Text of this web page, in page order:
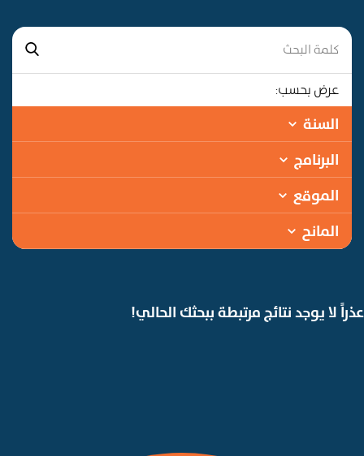
عرض بحسب:
السنة
البرنامج
الموقع
المانح
عذراً لا يوجد نتائج مرتبطة ببحثك الحالي!